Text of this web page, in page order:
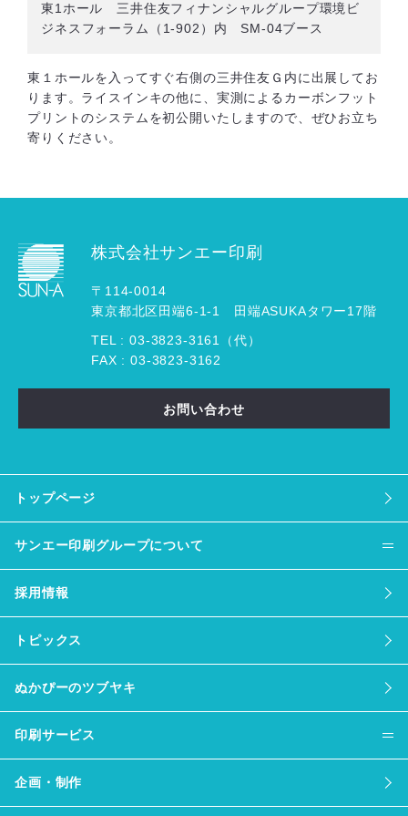
東1ホール 三井住友フィナンシャルグループ環境ビ
ジネスフォーラム（1-902）内 SM-04ブース
東１ホールを入ってすぐ右側の三井住友Ｇ内に出展してお
ります。ライスインキの他に、実測によるカーボンフット
プリントのシステムを初公開いたしますので、ぜひお立ち
寄りください。
株式会社サンエー印刷
〒114-0014
東京都北区田端6-1-1 田端ASUKAタワー17階
TEL :03-3823-3161（代）
FAX : 03-3823-3162
お問い合わせ
トップページ
サンエー印刷グループについて
採用情報
トピックス
ぬかぴーのツブヤキ
印刷サービス
企画・制作